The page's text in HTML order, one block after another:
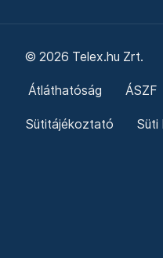
© 2026 Telex.hu Zrt.
Átláthatóság ÁSZF
Sütitájékoztató Süti